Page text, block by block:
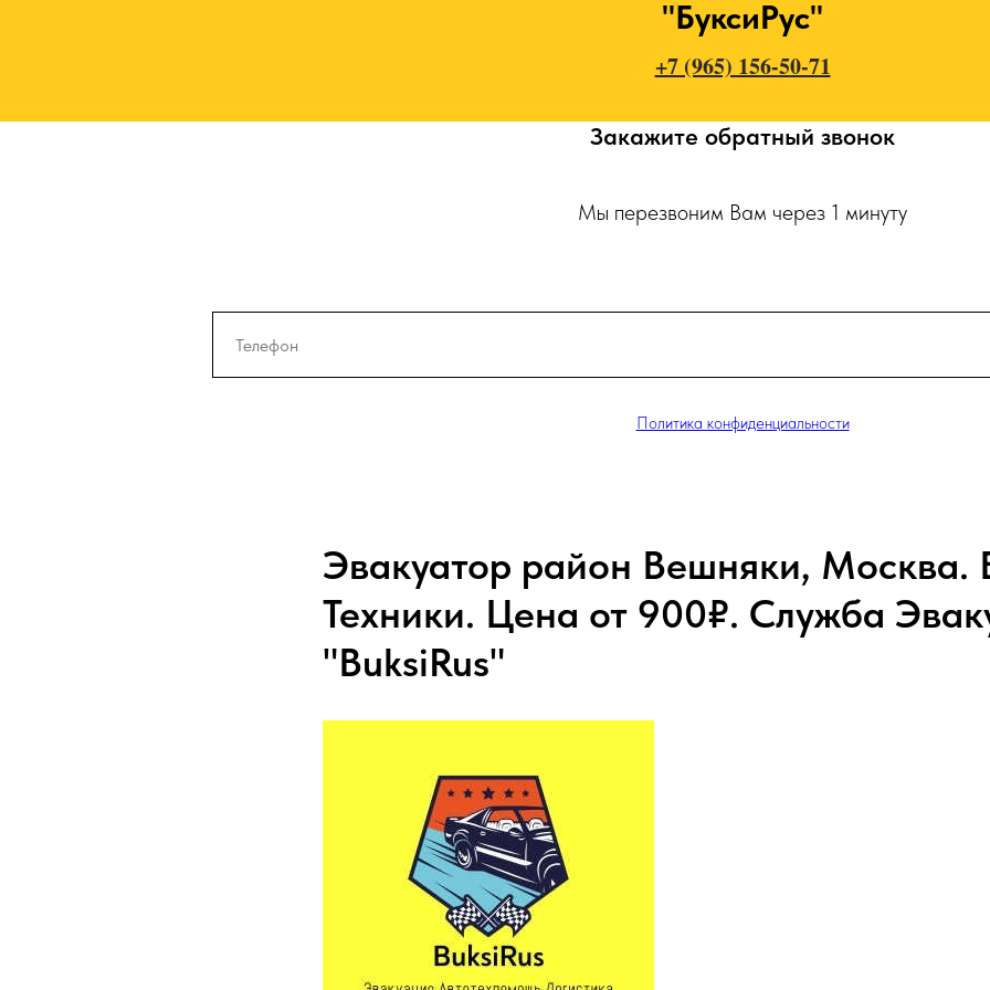
"БуксиРус"
+7 (965) 156-50-71
Закажите обратный звонок
Мы перезвоним Вам через 1 минуту
Политика конфиденциальности
Эвакуатор район Вешняки, Москва.
Техники. Цена от 900₽. Служба
"BuksiRus"